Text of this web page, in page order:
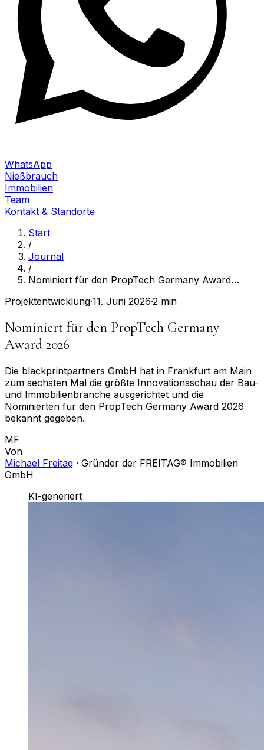
WhatsApp
Nießbrauch
Immobilien
Team
Kontakt & Standorte
Start
/
Journal
/
Nominiert für den PropTech Germany Award…
Projektentwicklung·11. Juni 2026·2 min
Nominiert für den PropTech Germany
Award 2026
Die blackprintpartners GmbH hat in Frankfurt am Main
zum sechsten Mal die größte Innovationsschau der Bau-
und Immobilienbranche ausgerichtet und die
Nominierten für den PropTech Germany Award 2026
bekannt gegeben.
MF
Von
Michael Freitag · Gründer der FREITAG® Immobilien
GmbH
KI-generiert